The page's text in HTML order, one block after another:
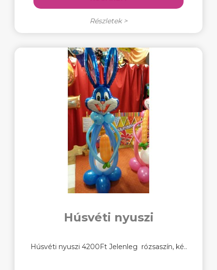
Részletek >
Húsvéti nyuszi
Húsvéti nyuszi 4200Ft Jelenleg rózsaszín, ké..